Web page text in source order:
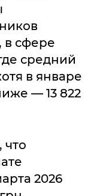
в сфере
средний
в январе
— 13 822
что
2026